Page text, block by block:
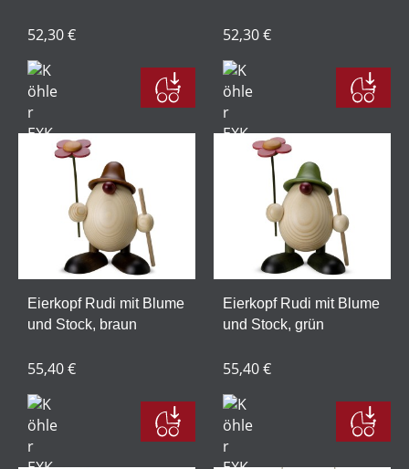
52,30 € 52,30 €
Eierkopf Rudi mit Blume
und Stock, braun
55,40 €
Eierkopf Rudi mit Blume
und Stock, grün
55,40 €